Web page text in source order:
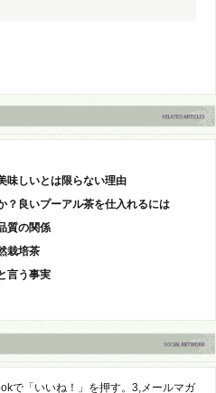
味しいとは限らない理由
？良いプーアル茶を仕入れるには
質の関係
栽培茶
言う事実
で「いいね！」を押す。3,メールマガ